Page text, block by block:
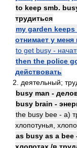
to keep smb.
трудиться
my garden
отнимает у меня
to get busy -
then the police
действовать
2. деятельный;
busy man -
busy brain -
the busy bee - а)
хлопотунья,
as busy as a bee